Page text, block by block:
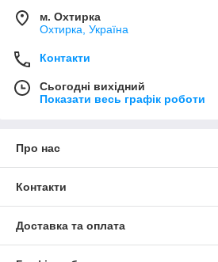
м. Охтирка
Охтирка, Україна
Контакти
Сьогодні вихідний
Показати весь графік роботи
Про нас
Контакти
Доставка та оплата